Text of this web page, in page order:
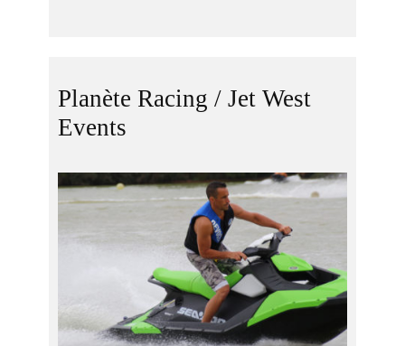
Planète Racing / Jet West
Events